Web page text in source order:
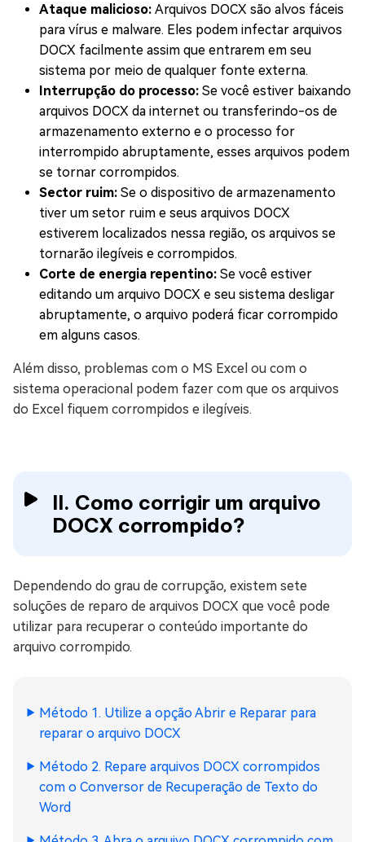
Ataque malicioso: Arquivos DOCX são alvos fáceis
para vírus e malware. Eles podem infectar arquivos
DOCX facilmente assim que entrarem em seu
sistema por meio de qualquer fonte externa.
Interrupção do processo: Se você estiver baixando
arquivos DOCX da internet ou transferindo-os de
armazenamento externo e o processo for
interrompido abruptamente, esses arquivos podem
se tornar corrompidos.
Sector ruim: Se o dispositivo de armazenamento
tiver um setor ruim e seus arquivos DOCX
estiverem localizados nessa região, os arquivos se
tornarão ilegíveis e corrompidos.
Corte de energia repentino: Se você estiver
editando um arquivo DOCX e seu sistema desligar
abruptamente, o arquivo poderá ficar corrompido
em alguns casos.
Além disso, problemas com o MS Excel ou com o
sistema operacional podem fazer com que os arquivos
do Excel fiquem corrompidos e ilegíveis.
II. Como corrigir um arquivo
DOCX corrompido?
Dependendo do grau de corrupção, existem sete
soluções de reparo de arquivos DOCX que você pode
utilizar para recuperar o conteúdo importante do
arquivo corrompido.
Método 1. Utilize a opção Abrir e Reparar para
reparar o arquivo DOCX
Método 2. Repare arquivos DOCX corrompidos
com o Conversor de Recuperação de Texto do
Word